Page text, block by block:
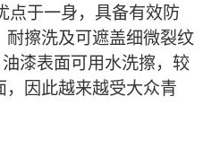
点于一身，具备有效防
擦洗及可遮盖细微裂纹
漆表面可用水洗擦，较
因此越来越受大众青